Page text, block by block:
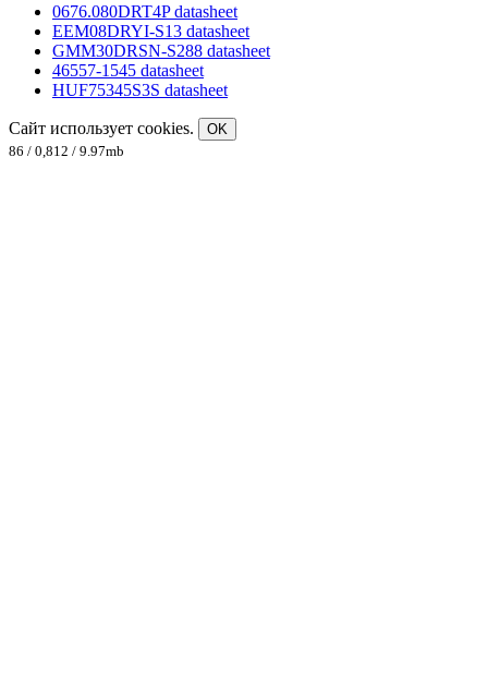
0676.080DRT4P datasheet
EEM08DRYI-S13 datasheet
GMM30DRSN-S288 datasheet
46557-1545 datasheet
HUF75345S3S datasheet
Сайт использует cookies.
OK
86 / 0,812 / 9.97mb